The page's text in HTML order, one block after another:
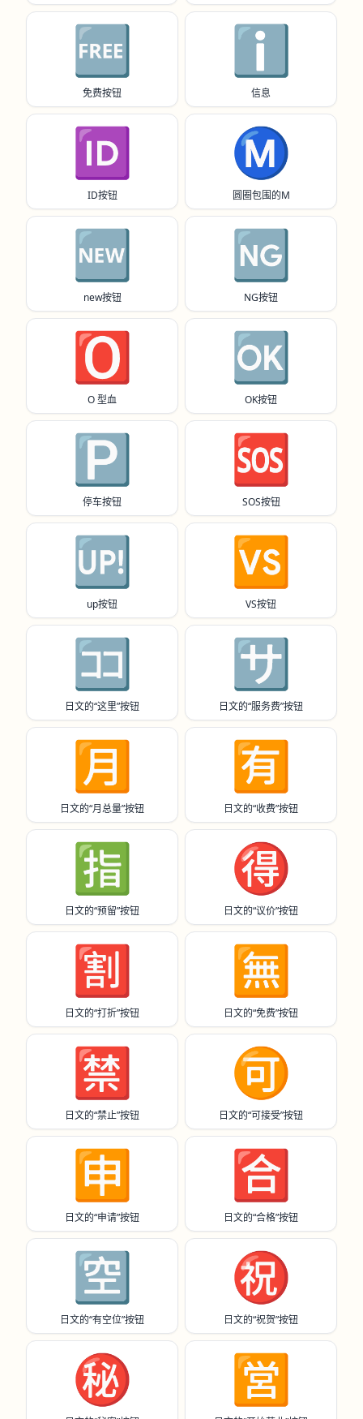
🆓
免费按钮
ℹ️
信息
🆔
ID按钮
Ⓜ️
圆圈包围的M
🆕
new按钮
🆖
NG按钮
🅾️
O 型血
🆗
OK按钮
🅿️
停车按钮
🆘
SOS按钮
🆙
up按钮
🆚
VS按钮
🈁
日文的“这里”按钮
🈂️
日文的“服务费”按钮
🈷️
日文的“月总量”按钮
🈶
日文的“收费”按钮
🈯️
日文的“预留”按钮
🉐
日文的“议价”按钮
🈹
日文的“打折”按钮
🈚️
日文的“免费”按钮
🈲
日文的“禁止”按钮
🉑
日文的“可接受”按钮
🈸
日文的“申请”按钮
🈴
日文的“合格”按钮
🈳
日文的“有空位”按钮
㊗️
日文的“祝贺”按钮
㊙️ 🈺